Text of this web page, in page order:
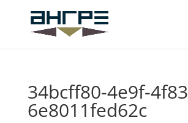
34bcff80-4e9f-
6e8011fed62c